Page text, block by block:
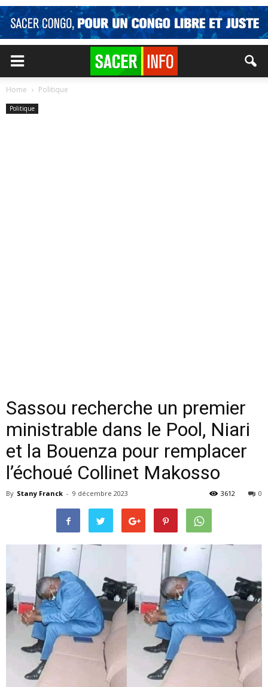
Home Politique
Politique
Sassou recherche un premier
ministrable dans le Pool, Niari
et la Bouenza pour remplacer
l’échoué Collinet Makosso
By Stany Franck - 9 décembre 2023 0
3612